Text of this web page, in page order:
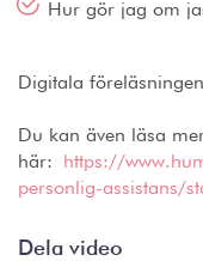
Hur gör jag om
Digitala
Du kan även läsa
här:
https://
personlig-assistans/
Dela video